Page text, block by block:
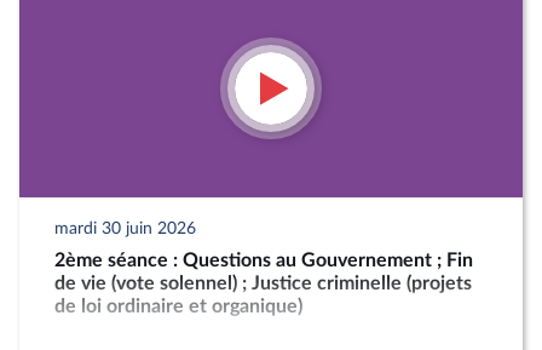
mardi 30 juin 2026
2ème séance : Questions au Gouvernement ; Fin
de vie (vote solennel) ; Justice criminelle (projets
de loi ordinaire et organique)